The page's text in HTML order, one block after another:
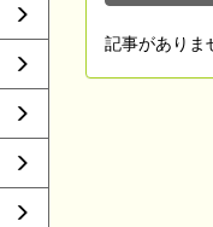
記事がありま